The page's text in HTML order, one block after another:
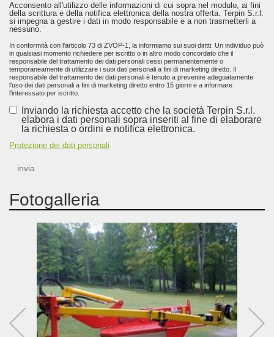
Acconsento all'utilizzo delle informazioni di cui sopra nel modulo, ai fini
della scrittura e della notifica elettronica della nostra offerta. Terpin S.r.l.
si impegna a gestire i dati in modo responsabile e a non trasmetterli a
nessuno.
In conformità con l'articolo 73 di ZVOP-1, la informiamo sui suoi diritti: Un individuo può
in qualsiasi momento richiedere per iscritto o in altro modo concordato che il
responsabile del trattamento dei dati personali cessi permanentemente o
temporaneamente di utilizzare i suoi dati personali a fini di marketing diretto. Il
responsabile del trattamento dei dati personali è tenuto a prevenire adeguatamente
l'uso dei dati personali a fini di marketing diretto entro 15 giorni e a informare
l'interessato per iscritto.
Inviando la richiesta accetto che la società Terpin S.r.l.
elabora i dati personali sopra inseriti al fine di elaborare
la richiesta o ordini e notifica elettronica.
Protezione dei dati personali
invia
Fotogalleria